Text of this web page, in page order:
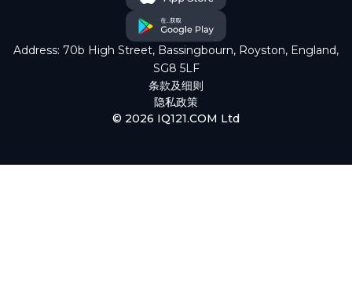
Address: 70b High Street, Bassingbourn, Royston, England,
SG8 5LF
© 2026 IQ121.COM Ltd
条款及细则
隐私政策